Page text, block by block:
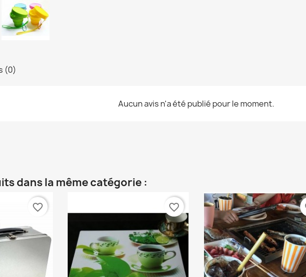
(0)
Aucun avis n'a été publié pour le moment.
dans la même catégorie :
favorite_border favorite_border